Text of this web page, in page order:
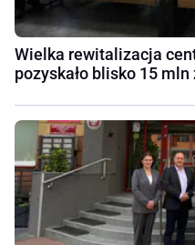
Wielka rewitalizacja
pozyskało blisko 15 mln